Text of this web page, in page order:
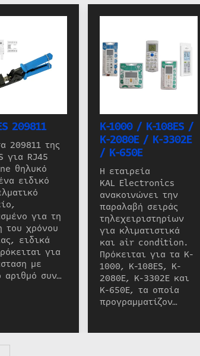
209811
209811 της
για RJ45
θηλυκό
ειδικό
για τη
του χρόνου
ειδικά
για
με
αριθμό συν…
K-1000 / K-108ES /
K-2080E / K-3302E
/ K-650E
Η εταιρεία
KAL Electronics
ανακοινώνει την
παραλαβή σειράς
τηλεχειριστηρίων
για κλιματιστικά
και air condition.
Πρόκειται για τα K-
1000, K-108ES, K-
2080E, K-3302E και
K-650E, τα οποία
προγραμματίζον…